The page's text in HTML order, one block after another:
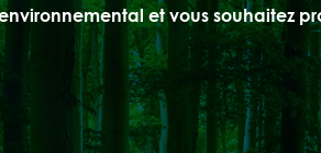
et vous souhaitez